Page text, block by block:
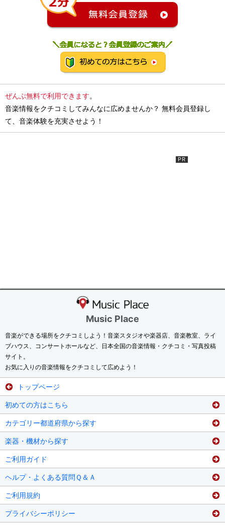
ぜんぶ無料で利用できます。
音楽情報をクチコミしてみんなに広めませんか？ 無料会員登録し
て、音楽体験を充実させよう！
Music Place
音楽ができる場所をクチコミしよう！音楽スタジオや楽器店、音楽教室、ライ
ブハウス、コンサートホールなど、日本全国の音楽情報・クチコミ・写真投稿
サイト。
お気に入りの音楽情報をクチコミして広めよう！
トップページ
初めての方はこちら
カテゴリー都道府県から探す
楽器・機材から探す
ご利用ガイド
ヘルプ・よくある質問Ｑ＆Ａ
ご利用規約
プライバシーポリシー